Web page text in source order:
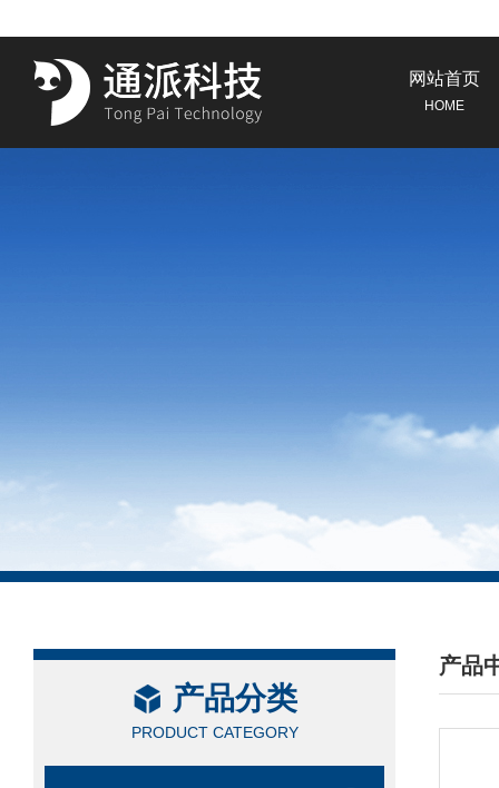
网站首页
HOME
产品分类
PRODUCT CATEGORY
产品
/